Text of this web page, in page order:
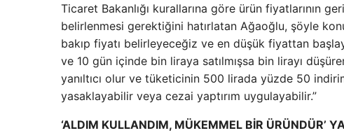
Ticaret Bakanlığı kurallarına göre ürün fiyatlarının
belirlenmesi gerektiğini hatırlatan Ağaoğlu, şöyle
bakıp fiyatı belirleyeceğiz ve en düşük fiyattan
ve 10 gün içinde bin liraya satılmışsa bin lirayı
yanıltıcı olur ve tüketicinin 500 lirada yüzde 50
yasaklayabilir veya cezai yaptırım uygulayabilir.”
‘ALDIM KULLANDIM, MÜKEMMEL BİR ÜRÜNDÜR’